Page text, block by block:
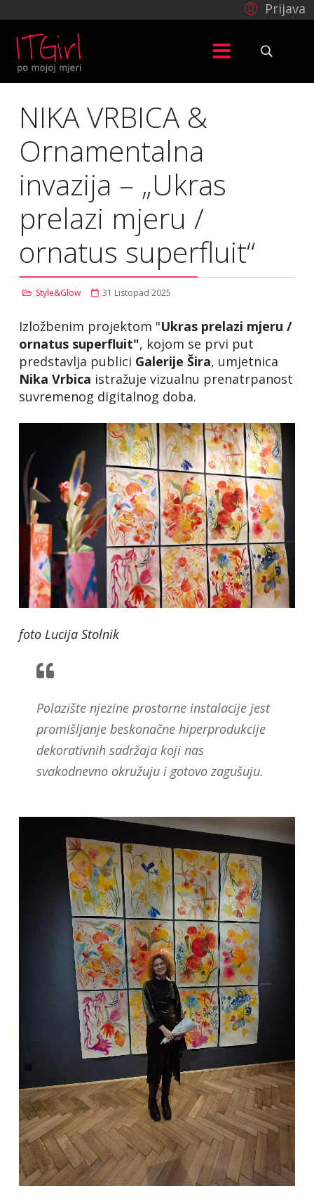
Prijava
NIKA VRBICA &
Ornamentalna
invazija – „Ukras
prelazi mjeru /
ornatus superfluit“
Style&Glow 31 Listopad 2025
Izložbenim projektom "Ukras prelazi mjeru /
ornatus superfluit", kojom se prvi put
predstavlja publici Galerije Šira, umjetnica
Nika Vrbica istražuje vizualnu prenatrpanost
suvremenog digitalnog doba.
foto Lucija Stolnik
Polazište njezine prostorne instalacije jest
promišljanje beskonačne hiperprodukcije
dekorativnih sadržaja koji nas
svakodnevno okružuju i gotovo zagušuju.